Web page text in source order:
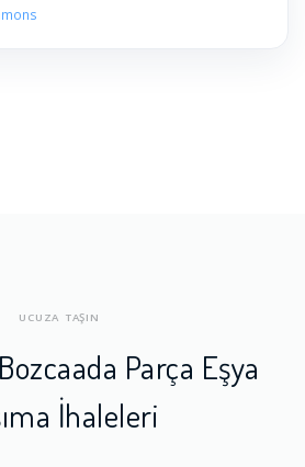
UCUZA TAŞIN
Parça Eşya
İhaleleri